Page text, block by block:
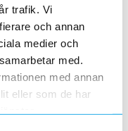
trafik. Vi
och annan
medier och
med.
med annan
eller som de har
betyg inom
för företagets